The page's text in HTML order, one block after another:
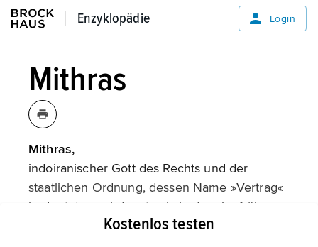
Enzyklopädie
Enzyklopädie Login
Mithras
Mithras,
indoiranischer Gott des Rechts und der
staatlichen Ordnung, dessen Name »Vertrag«
bedeutet; er wird erstmals in dem im frühen
14. Jahrhundert v. Chr. in akkadischer Sprache
Kostenlos testen